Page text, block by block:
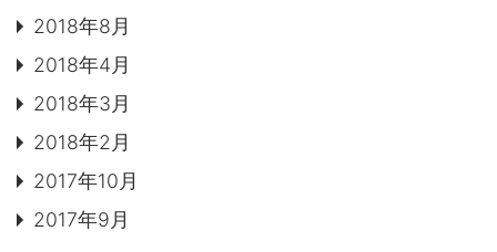
2018年8月
2018年4月
2018年3月
2018年2月
2017年10月
2017年9月